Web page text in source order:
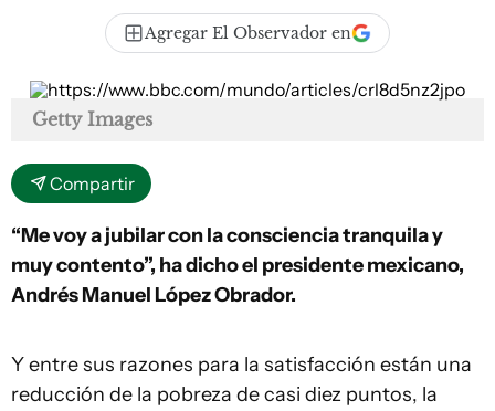
Agregar El Observador en
Getty Images
Compartir
“Me voy a jubilar con la consciencia tranquila y
muy contento”, ha dicho el presidente mexicano,
Andrés Manuel López Obrador.
Y entre sus razones para la satisfacción están una
reducción de la pobreza de casi diez puntos, la